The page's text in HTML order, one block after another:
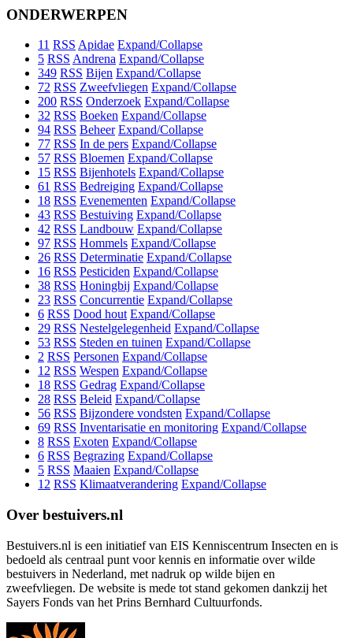
ONDERWERPEN
11 RSS Apidae Expand/Collapse
5 RSS Andrena Expand/Collapse
349 RSS Bijen Expand/Collapse
72 RSS Zweefvliegen Expand/Collapse
200 RSS Onderzoek Expand/Collapse
32 RSS Boeken Expand/Collapse
94 RSS Beheer Expand/Collapse
77 RSS In de pers Expand/Collapse
57 RSS Bloemen Expand/Collapse
15 RSS Bijenhotels Expand/Collapse
61 RSS Bedreiging Expand/Collapse
18 RSS Evenementen Expand/Collapse
43 RSS Bestuiving Expand/Collapse
42 RSS Landbouw Expand/Collapse
97 RSS Hommels Expand/Collapse
26 RSS Determinatie Expand/Collapse
16 RSS Pesticiden Expand/Collapse
38 RSS Honingbij Expand/Collapse
23 RSS Concurrentie Expand/Collapse
6 RSS Dood hout Expand/Collapse
29 RSS Nestelgelegenheid Expand/Collapse
53 RSS Steden en tuinen Expand/Collapse
2 RSS Personen Expand/Collapse
12 RSS Wespen Expand/Collapse
18 RSS Gedrag Expand/Collapse
28 RSS Beleid Expand/Collapse
56 RSS Bijzondere vondsten Expand/Collapse
69 RSS Inventarisatie en monitoring Expand/Collapse
8 RSS Exoten Expand/Collapse
6 RSS Begrazing Expand/Collapse
5 RSS Maaien Expand/Collapse
12 RSS Klimaatverandering Expand/Collapse
Over bestuivers.nl
Bestuivers.nl is een initiatief van EIS Kenniscentrum Insecten en is
bedoeld als centraal punt voor kennis en informatie over wilde
bestuivers in Nederland, met nadruk op wilde bijen en
zweefvliegen. De website is mede tot stand gekomen dankzij het
Sayers Fonds van het Prins Bernhard Cultuurfonds.